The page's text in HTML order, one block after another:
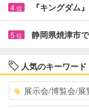
4 位 『キングダム
5 位 静岡県焼津市
人気のキーワード
展示会/博覧会/展